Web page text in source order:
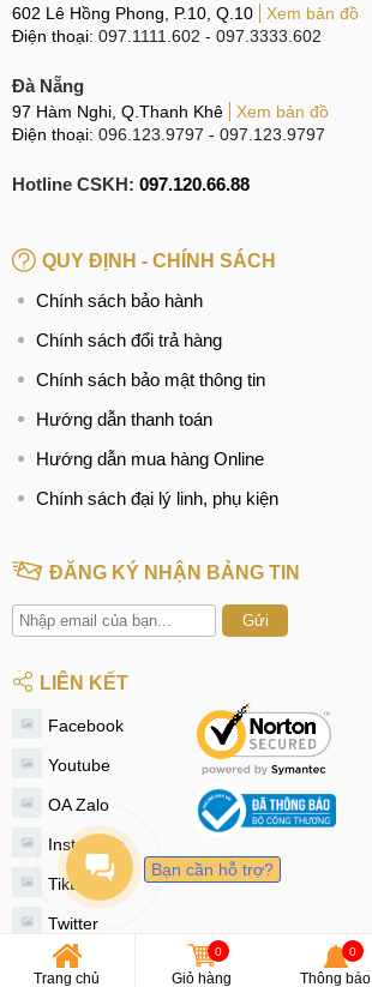
602 Lê Hồng Phong, P.10, Q.10
Xem bản đồ
Điện thoại: 097.1111.602 - 097.3333.602
Đà Nẵng
97 Hàm Nghi, Q.Thanh Khê
Xem bản đồ
Điện thoại: 096.123.9797 - 097.123.9797
Hotline CSKH: 097.120.66.88
QUY ĐỊNH - CHÍNH SÁCH
Chính sách bảo hành
Chính sách đổi trả hàng
Chính sách bảo mật thông tin
Hướng dẫn thanh toán
Hướng dẫn mua hàng Online
Chính sách đại lý linh, phụ kiện
ĐĂNG KÝ NHẬN BẢNG TIN
Gửi
LIÊN KẾT
Facebook
Youtube
OA Zalo
Instagram
Tiktok
Twitter
© 2020 - MobileCity
Trang chủ
0
Giỏ hàng
0
Thông báo
Bạn cần hỗ trợ?